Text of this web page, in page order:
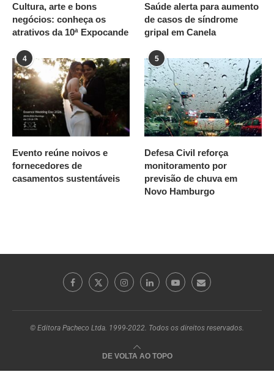
Cultura, arte e bons
negócios: conheça os
atrativos da 10ª Expocande
Saúde alerta para aumento
de casos de síndrome
gripal em Canela
4
Evento reúne noivos e
fornecedores de
casamentos sustentáveis
5
Defesa Civil reforça
monitoramento por
previsão de chuva em
Novo Hamburgo
© Editora Pacheco Ltda. 1999-2022. Todos os direitos reservados.
DE VOLTA AO TOPO